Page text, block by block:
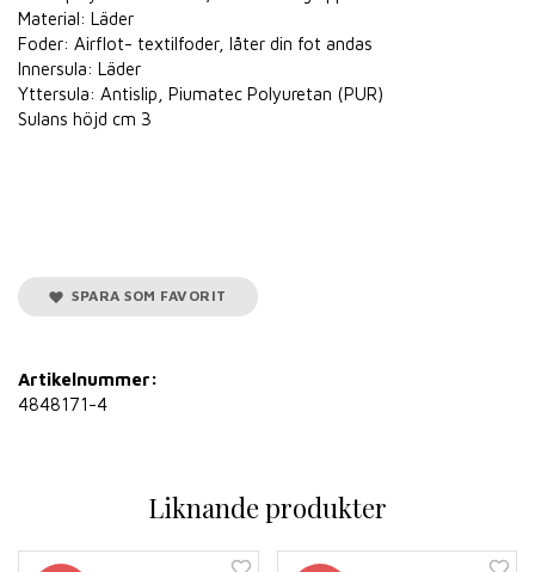
Material: Läder
Foder: Airflot- textilfoder, låter din fot andas
Innersula: Läder
Yttersula: Antislip, Piumatec Polyuretan (PUR)
Sulans höjd cm 3
SPARA SOM FAVORIT
Artikelnummer:
4848171-4
Liknande produkter